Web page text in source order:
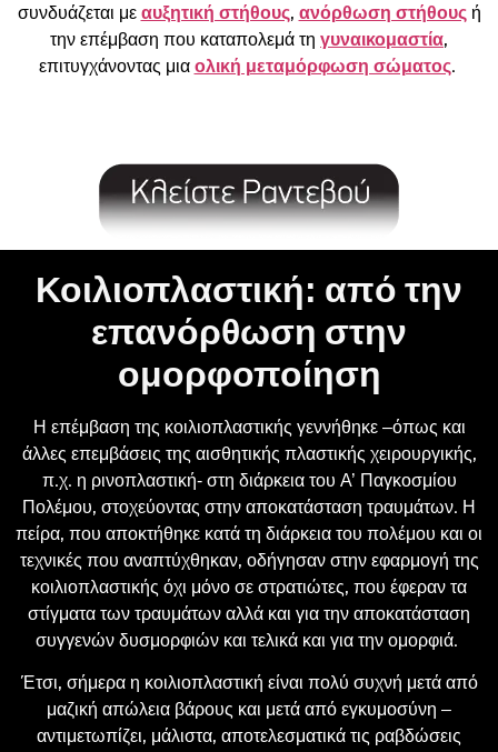
συνδυάζεται μεαυξητική στήθους, ανόρθωση στήθουςή
την επέμβαση που καταπολεμά τη γυναικομαστία,
επιτυγχάνοντας μιαολική μεταμόρφωση σώματος.
Κοιλιοπλαστική: από την
επανόρθωση στην
ομορφοποίηση
Η επέμβαση της κοιλιοπλαστικής γεννήθηκε –όπως και
άλλες επεμβάσεις της αισθητικής πλαστικής χειρουργικής,
π.χ. η ρινοπλαστική- στη διάρκεια του Α’ Παγκοσμίου
Πολέμου, στοχεύοντας στην αποκατάσταση τραυμάτων. Η
πείρα, που αποκτήθηκε κατά τη διάρκεια του πολέμου και οι
τεχνικές που αναπτύχθηκαν, οδήγησαν στην εφαρμογή της
κοιλιοπλαστικής όχι μόνο σε στρατιώτες, που έφεραν τα
στίγματα των τραυμάτων αλλά και για την αποκατάσταση
συγγενών δυσμορφιών και τελικά και για την ομορφιά.
Έτσι, σήμερα η κοιλιοπλαστική είναι πολύ συχνή μετά από
μαζική απώλεια βάρους και μετά από εγκυμοσύνη –
αντιμετωπίζει, μάλιστα, αποτελεσματικά τις ραβδώσεις